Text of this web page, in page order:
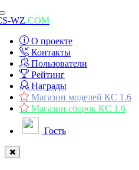
Toggle
navigation
WZ.COM
О проекте
Контакты
Пользователи
Рейтинг
Награды
Магазин моделей КС 1.6
Магазин сборок КС 1.6
Гость